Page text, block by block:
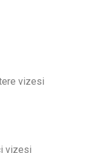
vizesi
vizesi